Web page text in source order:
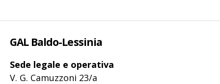
GAL Baldo-Lessinia
Sede legale e operativa
V. G. Camuzzoni 23/a